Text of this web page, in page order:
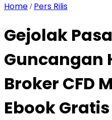
Home / Pers Rilis
Gejolak
Guncangan
Broker CFD
Ebook